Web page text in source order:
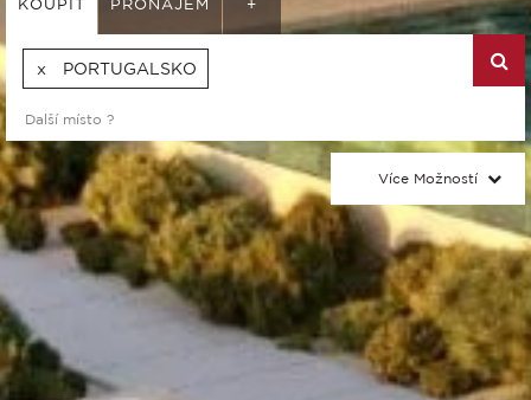
KOUPIT PRONÁJEM +
PORTUGALSKO
Více Možností